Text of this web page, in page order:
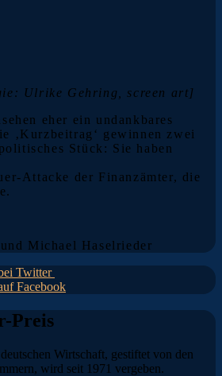
Ulrike Gehring, screen art]
eher ein undankbares
‚Kurzbeitrag‘ gewinnen zwei
Stück: Sie haben
Attacke der Finanzämter, die
Michael Haselrieder
Preis
Wirtschaft, gestiftet von den
wird seit 1971 vergeben.